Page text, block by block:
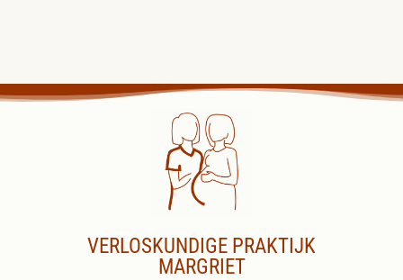
VERLOSKUNDIGE PRAKTIJK
MARGRIET